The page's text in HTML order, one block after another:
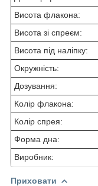
Висота флакона:
Висота зі спреєм:
Висота під наліпку:
Окружність:
Дозування:
Колір флакона:
Колір спрея:
Форма дна:
Виробник:
Приховати